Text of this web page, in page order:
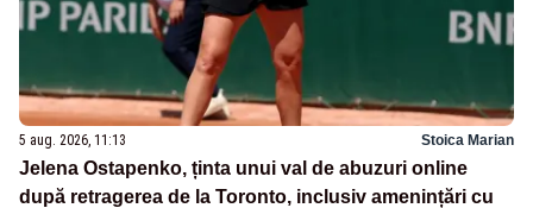
5 aug. 2026, 11:13 Stoica Marian
Jelena Ostapenko, ținta unui val de abuzuri online
după retragerea de la Toronto, inclusiv amenințări cu